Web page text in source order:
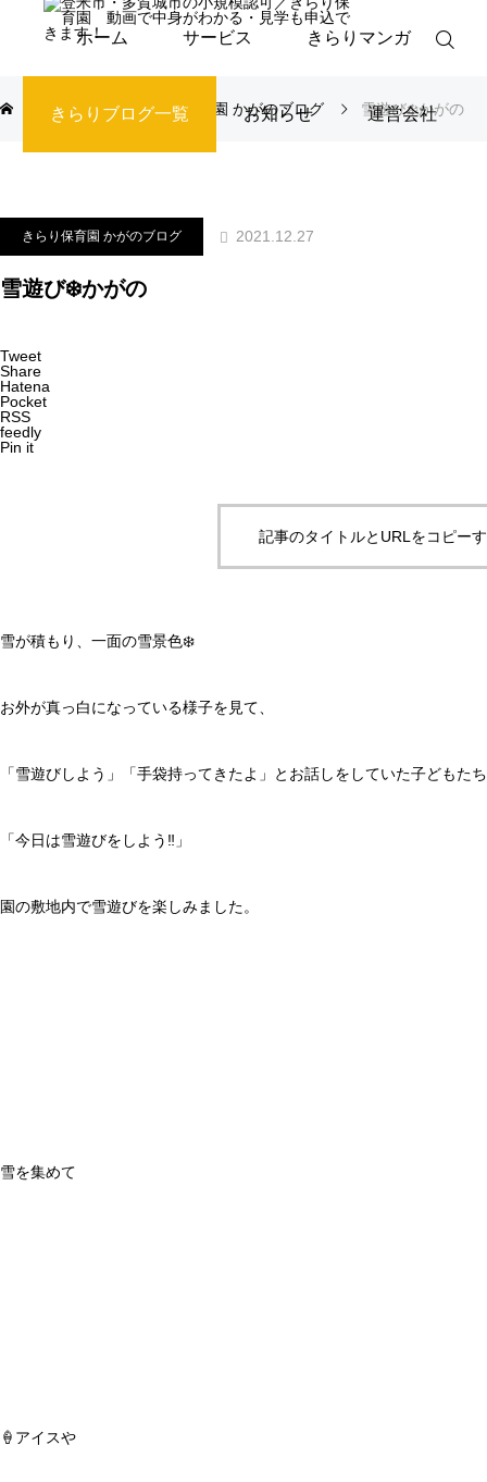
ホーム サービス きらりマンガ
きらりブログ一覧 お知らせ 運営会社
ブログ きらり保育園 かがのブログ 雪遊び❄️かがの
きらり保育園 かがのブログ 2021.12.27
雪遊び❄️かがの
Tweet
Share
Hatena
Pocket
RSS
feedly
Pin it
記事のタイトルとURLをコピー
雪が積もり、一面の雪景色❄️
お外が真っ白になっている様子を見て、
「雪遊びしよう」「手袋持ってきたよ」とお話しをしていた子どもた
「今日は雪遊びをしよう‼️」
園の敷地内で雪遊びを楽しみました。
雪を集めて
🍦アイスや